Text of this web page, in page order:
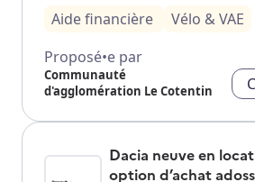
Aide financière
Vélo & VAE
Proposé•e par
Communauté
d'agglomération Le Cotentin
Dacia neuve en
option d’achat